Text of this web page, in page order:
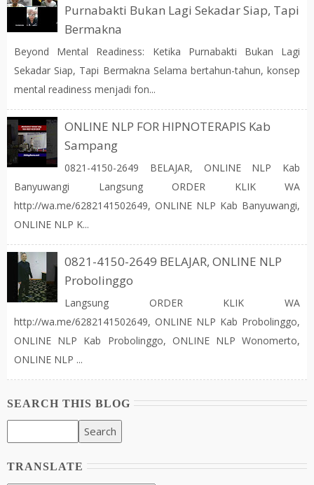
Purnabakti Bukan Lagi Sekadar Siap, Tapi
Bermakna
Beyond Mental Readiness: Ketika Purnabakti Bukan Lagi
Sekadar Siap, Tapi Bermakna Selama bertahun-tahun, konsep
mental readiness menjadi fon...
ONLINE NLP FOR HIPNOTERAPIS Kab
Sampang
0821-4150-2649 BELAJAR, ONLINE NLP Kab
Banyuwangi Langsung ORDER KLIK WA
http://wa.me/6282141502649, ONLINE NLP Kab Banyuwangi,
ONLINE NLP K...
0821-4150-2649 BELAJAR, ONLINE NLP
Probolinggo
Langsung ORDER KLIK WA
http://wa.me/6282141502649, ONLINE NLP Kab Probolinggo,
ONLINE NLP Kab Probolinggo, ONLINE NLP Wonomerto,
ONLINE NLP ...
SEARCH THIS BLOG
TRANSLATE